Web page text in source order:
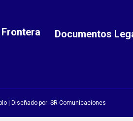
Frontera Documentos
| Diseñado por: SR Comunicaciones